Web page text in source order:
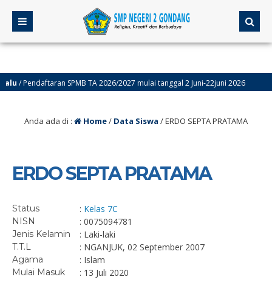
/ Pendaftaran SPMB TA 2026/2027 mulai tanggal 2 Juni-22juni 2026
Anda ada di : Home/ Data Siswa /ERDO SEPTA PRATAMA
ERDO SEPTA PRATAMA
Status : Kelas 7C
NISN : 0075094781
Jenis Kelamin : Laki-laki
T.T.L : NGANJUK, 02 September 2007
Agama : Islam
Mulai Masuk : 13 Juli 2020